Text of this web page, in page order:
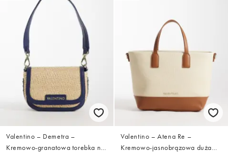
Valentino – Demetra –
Kremowo-granatowa torebka na
Valentino – Atena Re –
Kremowo-jasnobrązowa duża